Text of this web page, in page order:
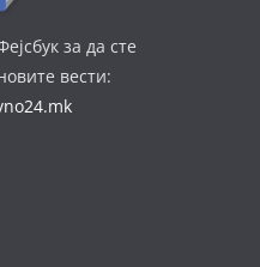
за да сте
вести: